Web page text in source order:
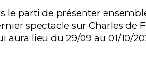
le parti de présenter
spectacle sur Charles de
aura lieu du 29/09 au 01/10/